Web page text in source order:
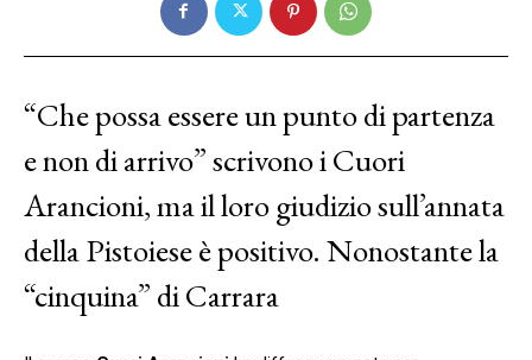
“Che possa essere un punto di partenza
e non di arrivo” scrivono i Cuori
Arancioni, ma il loro giudizio sull’annata
della Pistoiese è positivo. Nonostante la
“cinquina” di Carrara